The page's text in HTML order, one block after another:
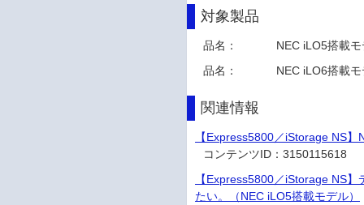
対象製品
品名：
NEC iLO5搭載
品名：
NEC iLO6搭載
関連情報
【Express5800／iStorage NS
コンテンツID：3150115618
【Express5800／iStorage NS
たい。（NEC iLO5搭載モデル）